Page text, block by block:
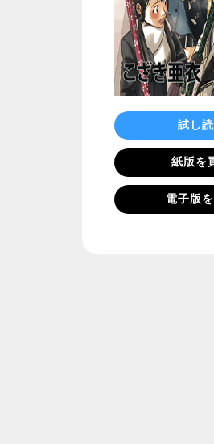
試し
紙版を
電子版